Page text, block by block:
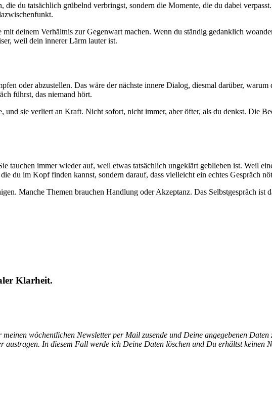
du tatsächlich grübelnd verbringst, sondern die Momente, die du dabei
mit deinem Verhältnis zur Gegenwart machen. Wenn du ständig gedanklich
weil dein innerer Lärm lauter ist.
oder abzustellen. Das wäre der nächste innere Dialog, diesmal darüber,
führst, das niemand hört.
und sie verliert an Kraft. Nicht sofort, nicht immer, aber öfter, als du denkst. Die
tauchen immer wieder auf, weil etwas tatsächlich ungeklärt geblieben ist. Weil
du im Kopf finden kannst, sondern darauf, dass vielleicht ein echtes Gespräch
Manche Themen brauchen Handlung oder Akzeptanz. Das Selbstgespräch ist
Klarheit.
wöchentlichen Newsletter per Mail zusende und Deine angegebenen
In diesem Fall werde ich Deine Daten löschen und Du erhältst keinen